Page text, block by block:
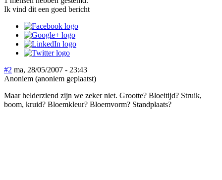
Ik vind dit een goed bericht
#2 ma, 28/05/2007 - 23:43
Anoniem (anoniem geplaatst)
Maar helderziend zijn we zeker niet. Grootte? Bloeitijd? Struik,
boom, kruid? Bloemkleur? Bloemvorm? Standplaats?